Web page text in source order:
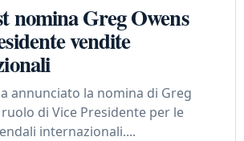
nomina Greg Owens
vendite
annunciato la nomina di Greg
di Vice Presidente per le
internazionali....